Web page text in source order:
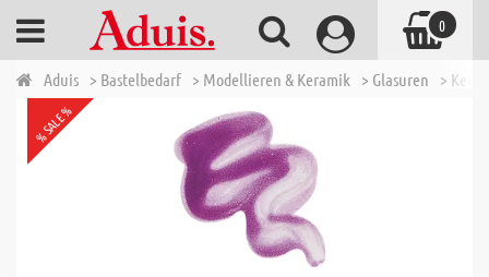
Aduis > Bastelbedarf > Modellieren & Keramik > Glasuren >
% SALE %
0